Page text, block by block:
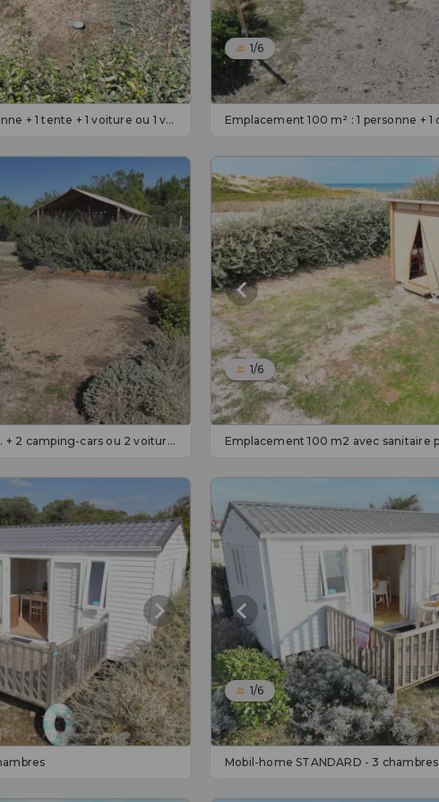
Emplacement 100 m² : 1 personne + 1 tente + 1 voiture ou 1 vélo + éléctricité 16A - En supp. 5 pers.
1/6
Emplacement 200 m² : 2 pers. + 2 camping-cars ou 2 voitures + caravanes + électr. - En supp 10 pers.
1/6
1/6
Mobil-home STANDARD - 3 chambres